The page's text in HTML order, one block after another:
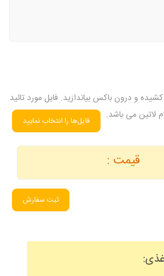
و درون باکس بیاندازید. فایل مورد تائید
قیمت :
ثبت سفارش